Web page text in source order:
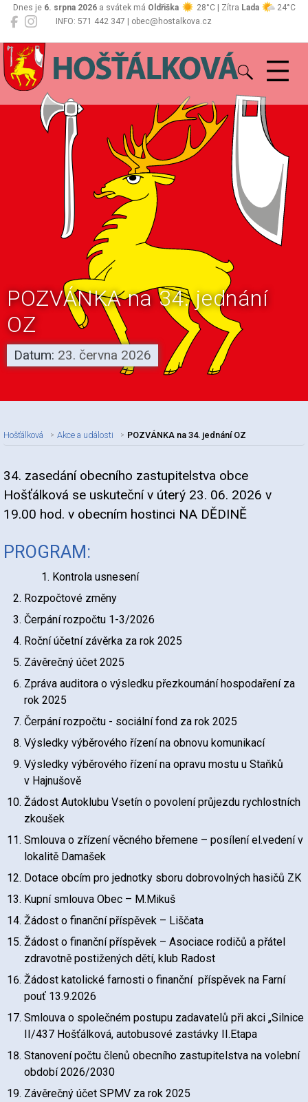
INFO: 571 442 347 | obec@hostalkova.cz
Dnes je 6. srpna 2026a svátek má Oldřiška 28°C | Zítra Lada 24°C
Hošťálková
POZVÁNKA na 34. jednání
OZ
Datum: 23. června 2026
Hošťálková Akce a události POZVÁNKA na 34. jednání OZ
Nadpis článku
34. zasedání obecního zastupitelstva obce
Hošťálková se uskuteční v úterý 23. 06. 2026 v
19.00 hod. v obecním hostinci NA DĚDINĚ
PROGRAM:
Kontrola usnesení
Rozpočtové změny
Čerpání rozpočtu 1-3/2026
Roční účetní závěrka za rok 2025
Závěrečný účet 2025
Zpráva auditora o výsledku přezkoumání hospodaření za
rok 2025
Čerpání rozpočtu - sociální fond za rok 2025
Výsledky výběrového řízení na obnovu komunikací
Výsledky výběrového řízení na opravu mostu u Staňků
v Hajnušově
Žádost Autoklubu Vsetín o povolení průjezdu rychlostních
zkoušek
Smlouva o zřízení věcného břemene – posílení el.vedení v
lokalitě Damašek
Dotace obcím pro jednotky sboru dobrovolných hasičů ZK
Kupní smlouva Obec – M.Mikuš
Žádost o finanční příspěvek – Liščata
Žádost o finanční příspěvek – Asociace rodičů a přátel
zdravotně postižených dětí, klub Radost
Žádost katolické farnosti o finanční příspěvek na Farní
pouť 13.9.2026
Smlouva o společném postupu zadavatelů při akci „Silnice
II/437 Hošťálková, autobusové zastávky II.Etapa
Stanovení počtu členů obecního zastupitelstva na volební
období 2026/2030
Závěrečný účet SPMV za rok 2025